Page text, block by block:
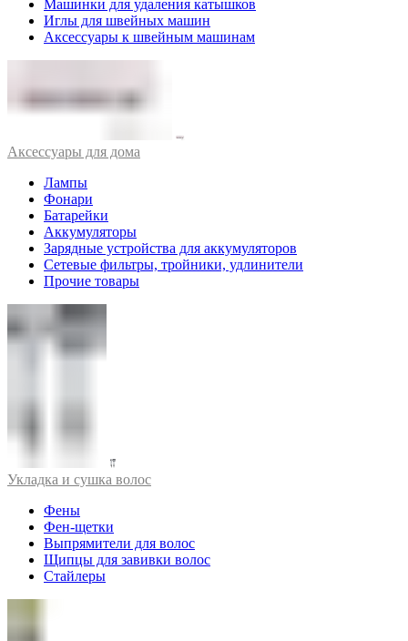
Машинки для удаления катышков
Иглы для швейных машин
Аксессуары к швейным машинам
Аксессуары для дома
Лампы
Фонари
Батарейки
Аккумуляторы
Зарядные устройства для аккумуляторов
Сетевые фильтры, тройники, удлинители
Прочие товары
Укладка и сушка волос
Фены
Фен-щетки
Выпрямители для волос
Щипцы для завивки волос
Стайлеры